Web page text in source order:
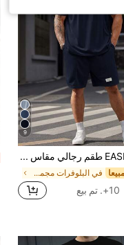
9
EASEVO طقم رجالي مقاس كبير بقمة بسيطة بياقة دائرية وأكمام قصيرة وشورت، ملابس كاجوال يومية صيفية، للعطلات، هدايا عيد الأب، كرة القدم
في البلوفرات مجموعات تي شيرت للرجال بمقاسات كبيرة
10+. تم بيع